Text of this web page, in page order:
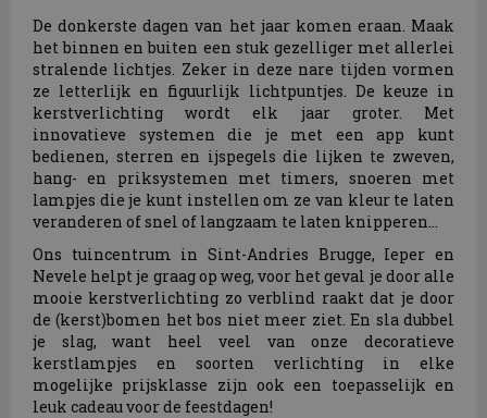
De donkerste dagen van het jaar komen eraan. Maak
het binnen en buiten een stuk gezelliger met allerlei
stralende lichtjes. Zeker in deze nare tijden vormen
ze letterlijk en figuurlijk lichtpuntjes. De keuze in
kerstverlichting wordt elk jaar groter. Met
innovatieve systemen die je met een app kunt
bedienen, sterren en ijspegels die lijken te zweven,
hang- en priksystemen met timers, snoeren met
lampjes die je kunt instellen om ze van kleur te laten
veranderen of snel of langzaam te laten knipperen...
Ons tuincentrum in Sint-Andries Brugge, Ieper en
Nevele helpt je graag op weg, voor het geval je door alle
mooie kerstverlichting zo verblind raakt dat je door
de (kerst)bomen het bos niet meer ziet. En sla dubbel
je slag, want heel veel van onze decoratieve
kerstlampjes en soorten verlichting in elke
mogelijke prijsklasse zijn ook een toepasselijk en
leuk cadeau voor de feestdagen!